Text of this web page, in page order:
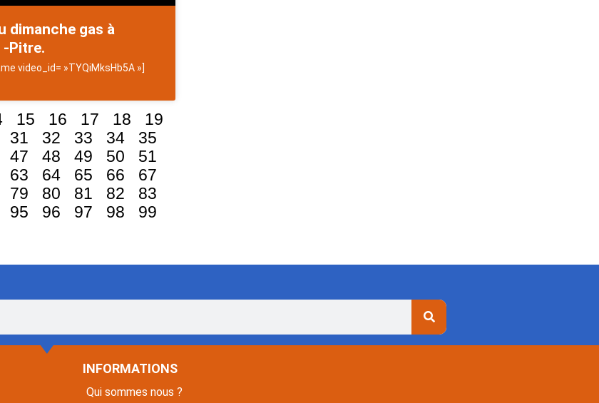
dimanche gas à
-Pitre.
video_id= »TYQiMksHb5A »]
15 16 17 18
19
31 32 33 34
35
47 48 49 50
51
63 64 65 66
67
79 80 81 82
83
95 96 97 98
99
INFORMATIONS
Qui sommes nous ?